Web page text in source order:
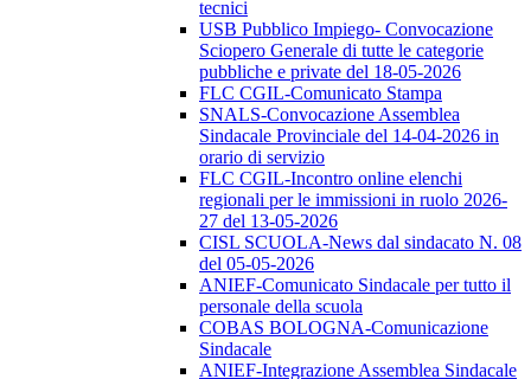
tecnici
USB Pubblico Impiego- Convocazione
Sciopero Generale di tutte le categorie
pubbliche e private del 18-05-2026
FLC CGIL-Comunicato Stampa
SNALS-Convocazione Assemblea
Sindacale Provinciale del 14-04-2026 in
orario di servizio
FLC CGIL-Incontro online elenchi
regionali per le immissioni in ruolo 2026-
27 del 13-05-2026
CISL SCUOLA-News dal sindacato N. 08
del 05-05-2026
ANIEF-Comunicato Sindacale per tutto il
personale della scuola
COBAS BOLOGNA-Comunicazione
Sindacale
ANIEF-Integrazione Assemblea Sindacale